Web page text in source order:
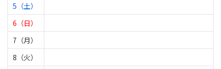
5（土）
6（日）
7（月）
8（火）